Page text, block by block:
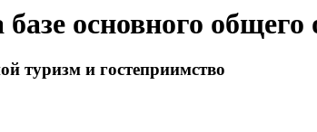
основного общего
туризм и гостеприимство